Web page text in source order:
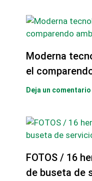
Moderna
el
Deja un comentario
FOTOS / 16
de buseta de